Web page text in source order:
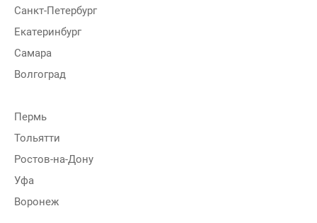
Санкт-Петербург
Екатеринбург
Самара
Волгоград
Пермь
Тольятти
Ростов-на-Дону
Уфа
Воронеж